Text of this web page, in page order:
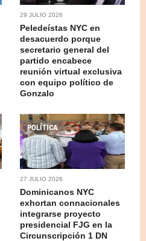
29 JULIO 2026
Peledeístas NYC en
desacuerdo porque
secretario general del
partido encabece
reunión virtual exclusiva
con equipo político de
Gonzalo
POLÍTICA
27 JULIO 2026
Dominicanos NYC
exhortan connacionales
integrarse proyecto
presidencial FJG en la
Circunscripción 1 DN